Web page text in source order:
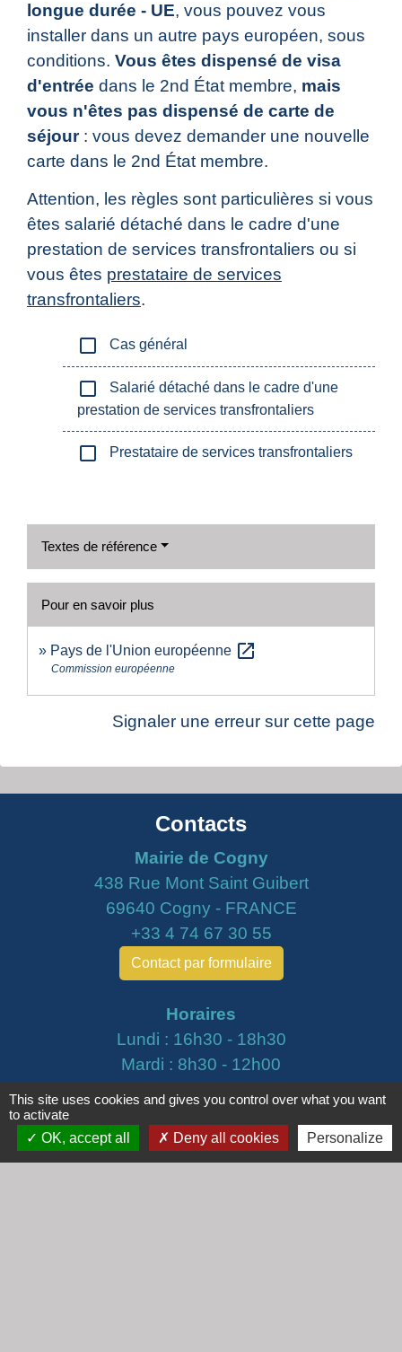
longue durée - UE, vous pouvez vous
installer dans un autre pays européen, sous
conditions. Vous êtes dispensé de visa
d'entrée dans le 2nd État membre, mais
vous n'êtes pas dispensé de carte de
séjour: vous devez demander une nouvelle
carte dans le 2nd État membre.
Attention, les règles sont particulières si vous
êtes salarié détaché dans le cadre d'une
prestation de services transfrontaliers ou si
vous êtes prestataire de services
transfrontaliers.
check_box_outline_blank Cas général
check_box_outline_blank
Salarié détaché dans le cadre d'une
prestation de services transfrontaliers
check_box_outline_blank Prestataire de services transfrontaliers
Textes de référence
Pour en savoir plus
Pays de l'Union européenne open_in_new
Commission européenne
Signaler une erreur sur cette page
Contacts
Mairie de Cogny
438 Rue Mont Saint Guibert
69640 Cogny - FRANCE
+33 4 74 67 30 55
Contact par formulaire
Horaires
Lundi : 16h30 - 18h30
Mardi : 8h30 - 12h00
Mercredi : 9h00 - 12h00
email :secretariat@cogny.fr
This site uses cookies and gives you control over what you want
to activate
OK, accept all
Deny all cookies Personalize